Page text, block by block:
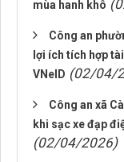
mùa hanh khô
Công an
lợi ích tích hợp
VNeID (02/04/
Công an xã
khi sạc xe đạp
(02/04/2026)